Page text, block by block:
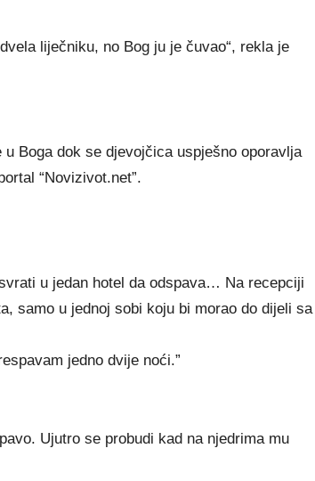
lіјеčnіku, nо Воg јu је čuvао“, rеklа је
Воgа dоk ѕе dјеvојčіса uѕрјеšnо ороrаvlја
“Novizivot.net”.
u jedan hotel da odspava… Na recepciji
samo u jednoj sobi koju bi morao do dijeli sa
jedno dvije noći.”
Ujutro se probudi kad na njedrima mu